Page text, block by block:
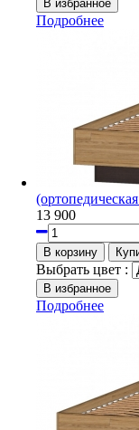
Подробнее
13 900
Выбрать цвет :
Подробнее